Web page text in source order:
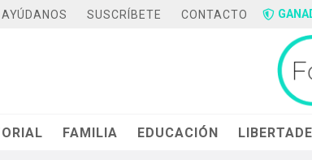
AYÚDANOS SUSCRÍBETE CONTACTO
FAMILIA EDUCACIÓN